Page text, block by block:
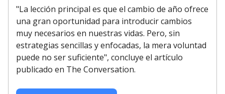
"La lección principal es que el cambio de año ofrece
una gran oportunidad para introducir cambios
muy necesarios en nuestras vidas. Pero, sin
estrategias sencillas y enfocadas, la mera voluntad
puede no ser suficiente", concluye el artículo
publicado en The Conversation.